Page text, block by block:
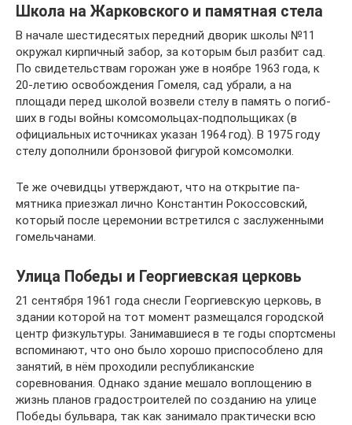
Школа на Жарковского и памятная стела
В начале шестидесятых передний дворик шко­лы №11
окружал кирпичный забор, за кото­рым был разбит сад.
По свидетельствам горо­жан уже в ноябре 1963 года, к
20-летию осво­бождения Гомеля, сад убрали, а на
площади пе­ред школой возвели стелу в память о погиб­
ших в годы войны комсомольцах-подпольщиках (в
официальных источниках указан 1964 год). В 1975 году
стелу дополнили бронзовой фигурой комсомолки.
Те же очевидцы утверждают, что на открытие па­
мятника приезжал лично Константин Рокоссовский,
который после церемонии встретился с заслуженны­ми
гомельчанами.
Улица Победы и Георгиевская церковь
21 сентября 1961 года снесли Георгиевскую цер­ковь, в
здании которой на тот момент размещался городской
центр физкультуры. Занимавшиеся в те годы спортсмены
вспоминают, что оно было хоро­шо приспособлено для
занятий, в нём проходили республиканские
соревнования. Однако здание ме­шало воплощению в
жизнь планов градостроителей по созданию на улице
Победы бульвара, так как за­нимало практически всю